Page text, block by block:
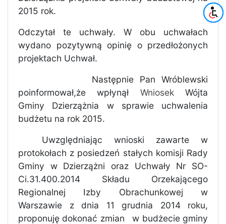
2015 rok.
Odczytał te uchwały. W obu uchwałach
wydano pozytywną opinię o przedłożonych
projektach Uchwał.
Następnie Pan Wróblewski
poinformował,że wpłynął WniosekWójta
Gminy Dzierzążnia w sprawie uchwalenia
budżetu na rok 2015.
Uwzględniając wnioski zawarte w
protokołach z posiedzeń stałych komisji Rady
Gminy w Dzierzążni oraz Uchwały Nr SO-
Ci.31.400.2014 Składu Orzekającego
Regionalnej Izby Obrachunkowej w
Warszawie z dnia 11 grudnia 2014 roku,
proponuję dokonać zmian
w budżecie gminy